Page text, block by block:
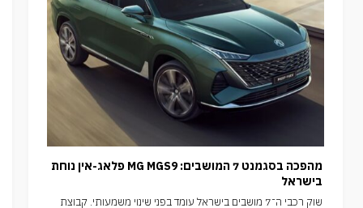
מהפכה בסגמנט 7 המושבים: MG MGS9 פלאג-אין נוחת
בישראל
שוק רכבי ה־7 מושבים בישראל עומד בפני שינוי משמעותי. קבוצת